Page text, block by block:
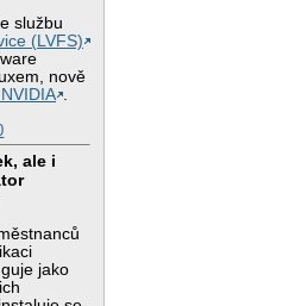
službu
(LVFS)
nově
.
ale i
jako